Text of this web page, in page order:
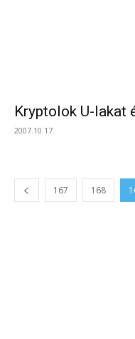
Kryptolok U-lakat
2007.10.17.
167 168